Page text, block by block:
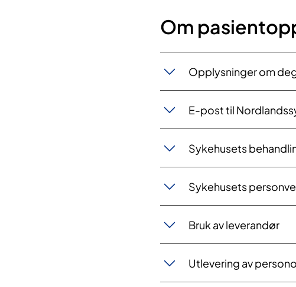
Om
Opplysninger om
E-post til
Sykehusets
Sykehusets
Bruk av leverandør
Utlevering av